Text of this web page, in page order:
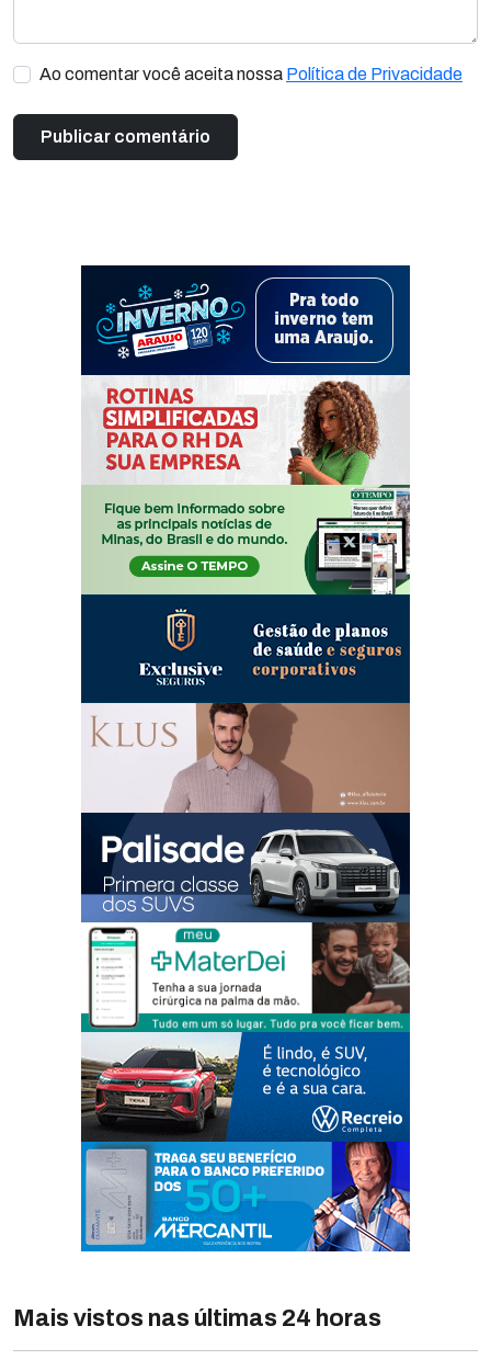
Ao comentar você aceita nossa Política de Privacidade
Mais vistos nas últimas 24 horas